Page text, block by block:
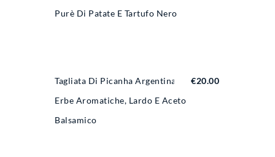
Purè Di Patate E Tartufo Nero
Tagliata Di Picanha Argentina Con
Erbe Aromatiche, Lardo E Aceto
Balsamico
€20.00